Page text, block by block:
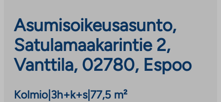
Asumisoikeusasunto,
Satulamaakarintie 2,
Vanttila, 02780, Espoo
Kolmio 3h+k+s| 77,5 m²